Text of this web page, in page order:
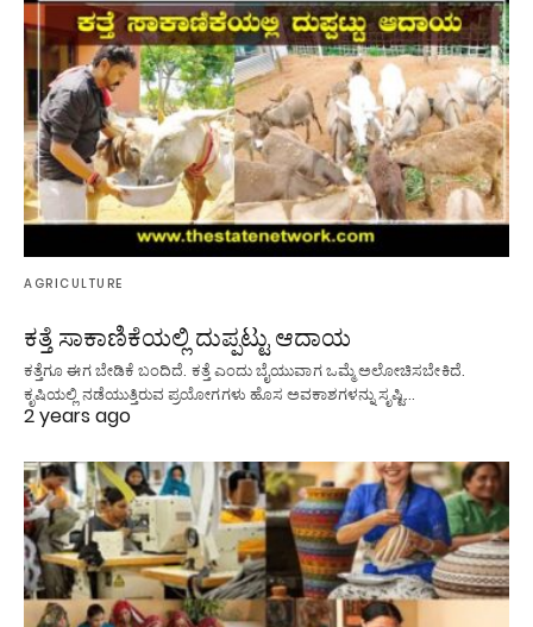
AGRICULTURE
ಕತ್ತೆ ಸಾಕಾಣಿಕೆಯಲ್ಲಿ ದುಪ್ಪಟ್ಟು ಆದಾಯ
ಕತ್ತೆಗೂ ಈಗ ಬೇಡಿಕೆ ಬಂದಿದೆ. ಕತ್ತೆ ಎಂದು ಬೈಯುವಾಗ ಒಮ್ಮೆ ಅಲೋಚಿಸಬೇಕಿದೆ.
ಕೃಷಿಯಲ್ಲಿ ನಡೆಯುತ್ತಿರುವ ಪ್ರಯೋಗಗಳು ಹೊಸ ಅವಕಾಶಗಳನ್ನು ಸೃಷ್ಟಿ…
2 years ago